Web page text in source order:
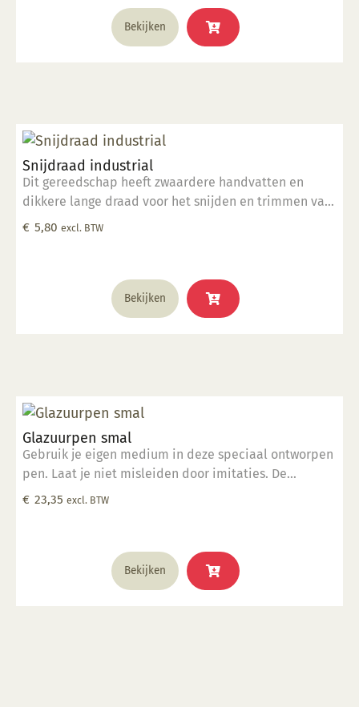
Bekijken
Snijdraad industrial
Dit gereedschap heeft zwaardere handvatten en
dikkere lange draad voor het snijden en trimmen van
grote kleimassa's. komt in een hitte verzegelde
€ 5,80 excl. BTW
Bekijken
Glazuurpen smal
Gebruik je eigen medium in deze speciaal ontworpen
pen. Laat je niet misleiden door imitaties. De
ingenieurs van Kemper hebben deze tool ontworpen
vormen van keramiek. Elke pen wordt geleverd met
steelreiniger om de menuetpunt schoon te maken.
Met de Glazuurpen Smal kunt u extra dunne, fijne
€ 23,35 excl. BTW
Bekijken